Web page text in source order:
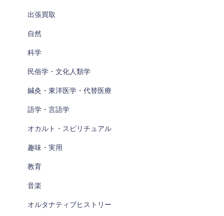
出張買取
自然
科学
民俗学・文化人類学
鍼灸・東洋医学・代替医療
語学・言語学
オカルト・スピリチュアル
趣味・実用
教育
音楽
オルタナティブヒストリー